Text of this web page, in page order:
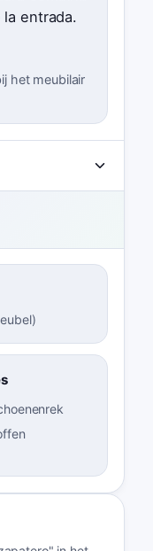
entrada.
het meubilair
)